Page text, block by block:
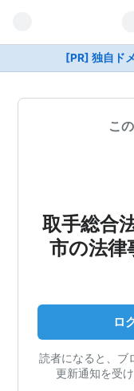
[PR] 独自ド
こ
取手総合
市の法律
ロ
読者になると、ブ
更新通知を受